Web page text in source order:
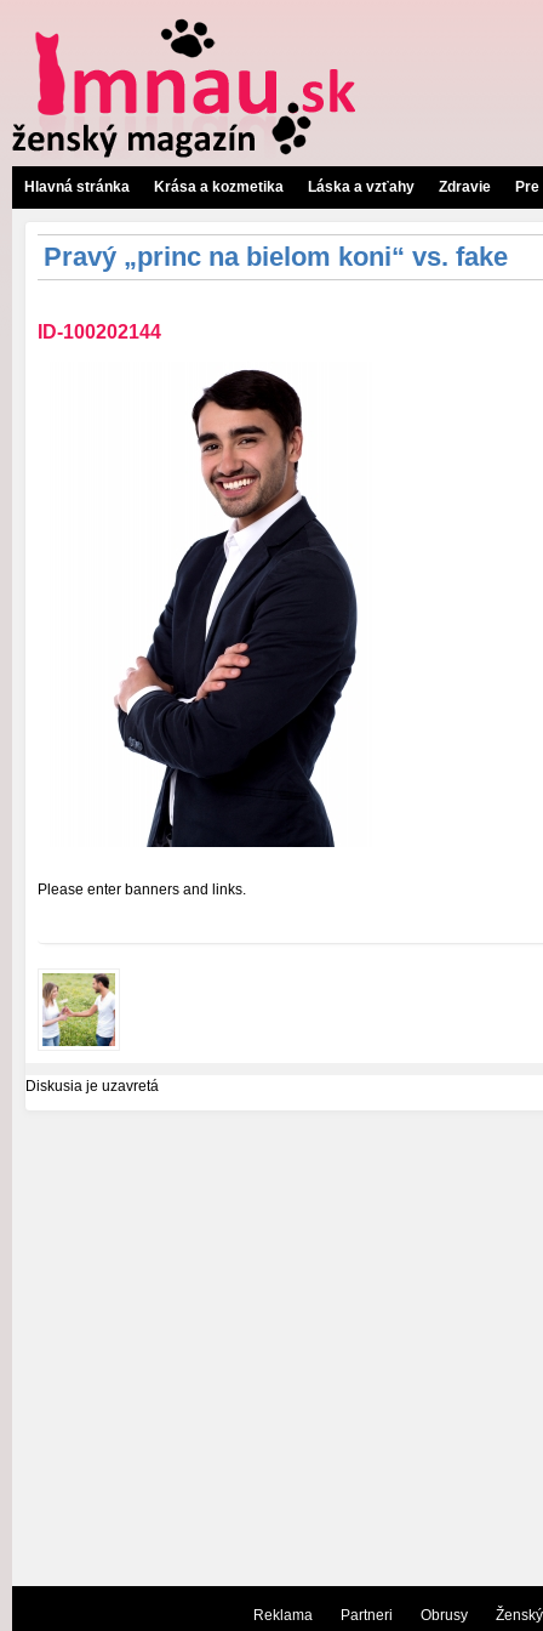
Hlavná stránka Krása a kozmetika Láska a vzťahy Zdravie
Pravý „princ na bielom koni“ vs. fake
ID-100202144
Please enter banners and links.
Diskusia je uzavretá
Reklama Partneri Obrusy